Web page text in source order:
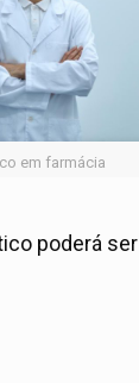
em farmácia
poderá ser